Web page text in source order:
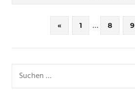
Seitennummerierung
der
Beiträge
«Vorherige
Beiträge
1 … 8 9
nach: